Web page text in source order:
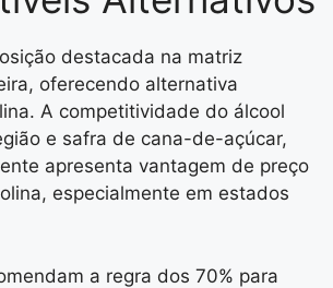
destacada na matriz
oferecendo alternativa
A competitividade do álcool
e safra de cana-de-açúcar,
apresenta vantagem de preço
especialmente em estados
a regra dos 70% para